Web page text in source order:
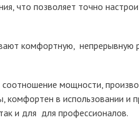
что позволяет точно
комфортную, непрерывную
мощности,
комфортен в использовании и
и для для профессионалов.